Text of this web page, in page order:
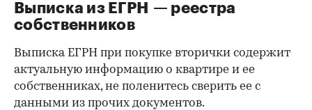
Выписка из ЕГРН — реестра
собственников
Выписка ЕГРН при покупке вторички содержит
актуальную информацию о квартире и ее
собственниках, не поленитесь сверить ее с
данными из прочих документов.